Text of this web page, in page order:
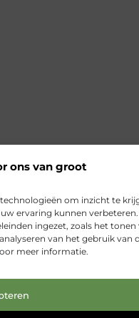
ons van groot
om inzicht te
ervaring kunnen verbeteren.
ingezet, zoals het tonen
van het gebruik van
meer informatie.